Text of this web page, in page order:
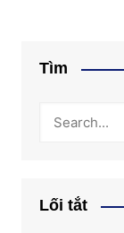
Tìm
Lối tắt